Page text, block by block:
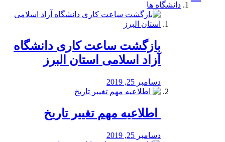
دانشگاه ها
بازگشت ساعت کاری دانشگاه
آزاد اسلامی استان البرز
دسامبر 25, 2019
️ اطلاعیه مهم تغییر تاریخ
دسامبر 25, 2019